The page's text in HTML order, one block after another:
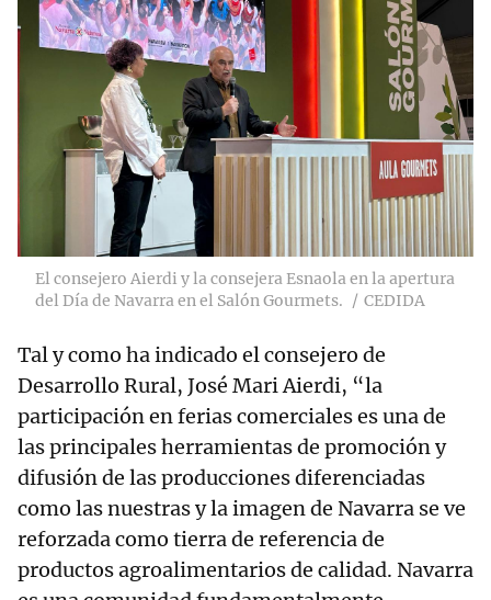
El consejero Aierdi y la consejera Esnaola en la apertura
del Día de Navarra en el Salón Gourmets.
CEDIDA
Tal y como ha indicado el consejero de
Desarrollo Rural, José Mari Aierdi, “la
participación en ferias comerciales es una de
las principales herramientas de promoción y
difusión de las producciones diferenciadas
como las nuestras y la imagen de Navarra se ve
reforzada como tierra de referencia de
productos agroalimentarios de calidad. Navarra